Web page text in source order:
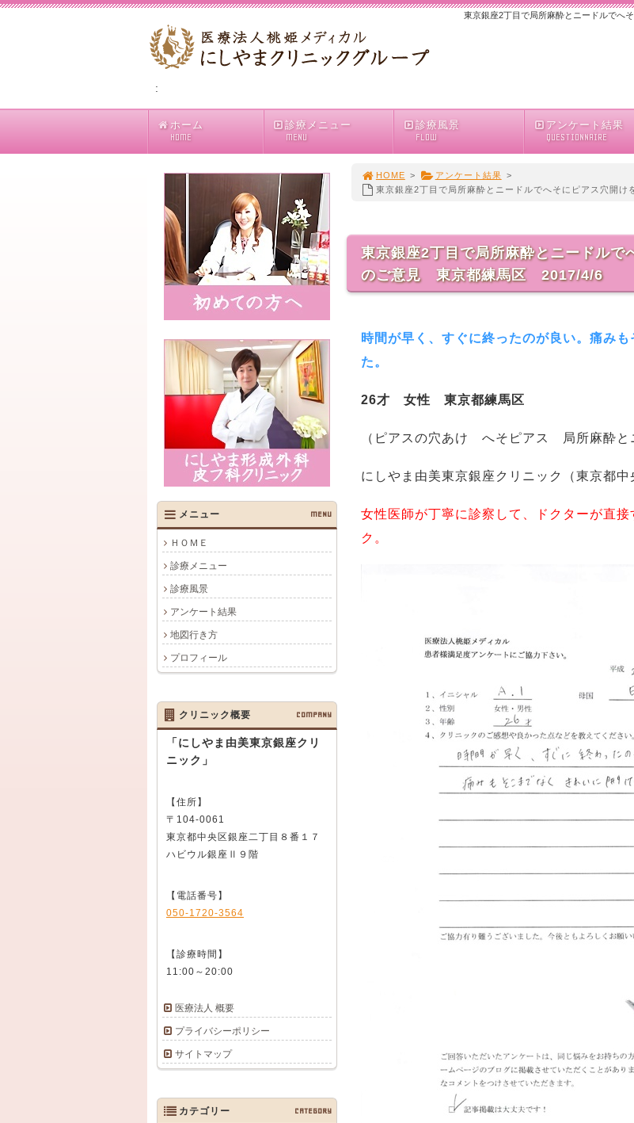
東京銀座2丁目で局所麻酔とニードルで
:
ホーム
HOME
診療メニュー
MENU
診療風景
FLOW
アンケート結果
QUESTIONNAIRE
HOME > アンケート結果 >
東京銀座2丁目で局所麻酔とニードルでへそにピアス穴
東京銀座2丁目で局所麻酔とニードル
のご意見 東京都練馬区 2017/4/6
時間が早く、すぐに終ったのが良い。痛み
た。
26才 女性 東京都練馬区
（ピアスの穴あけ へそピアス 局所麻酔と
にしやま由美東京銀座クリニック（東京都中
女性医師が丁寧に診察して、ドクターが直
ク。
メニュー MENU
ＨＯＭＥ
診療メニュー
診療風景
アンケート結果
地図行き方
プロフィール
クリニック概要 COMPANY
「にしやま由美東京銀座クリ
ニック」
【住所】
〒104-0061
東京都中央区銀座二丁目８番１７
ハビウル銀座Ⅱ９階
【電話番号】
050-1720-3564
【診療時間】
11:00～20:00
医療法人 概要
プライバシーポリシー
サイトマップ
カテゴリー CATEGORY